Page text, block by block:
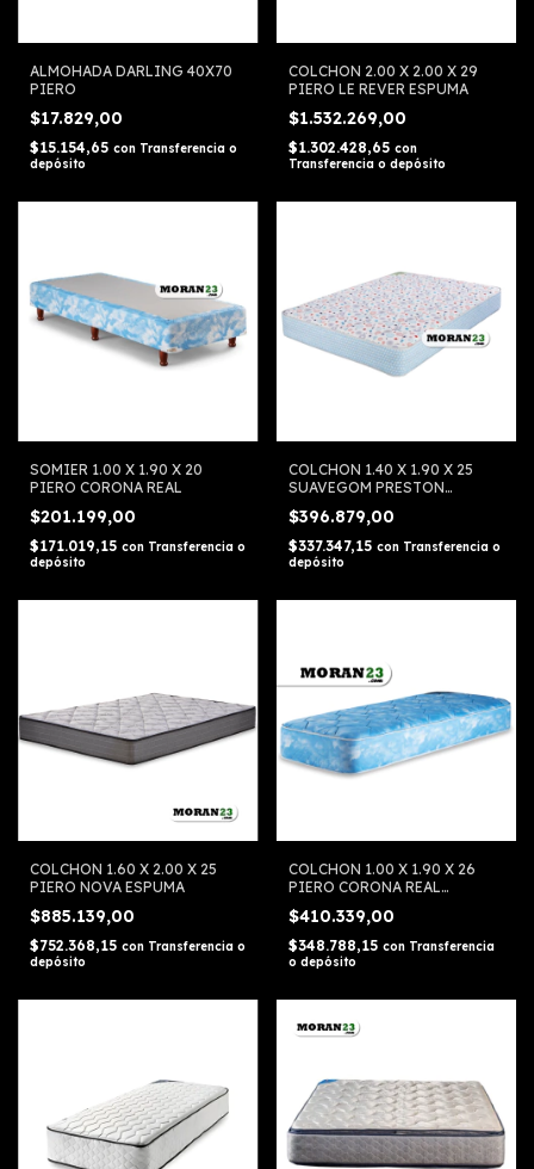
ALMOHADA DARLING 40X70
PIERO
$17.829,00
$15.154,65 con Transferencia o
depósito
COLCHON 2.00 X 2.00 X 29
PIERO LE REVER ESPUMA
$1.532.269,00
$1.302.428,65 con
Transferencia o depósito
SOMIER 1.00 X 1.90 X 20
PIERO CORONA REAL
$201.199,00
$171.019,15 con Transferencia o
depósito
COLCHON 1.40 X 1.90 X 25
SUAVEGOM PRESTON
RESORTE
$396.879,00
$337.347,15 con Transferencia o
depósito
COLCHON 1.60 X 2.00 X 25
PIERO NOVA ESPUMA
$885.139,00
$752.368,15 con Transferencia o
depósito
COLCHON 1.00 X 1.90 X 26
PIERO CORONA REAL
$410.339,00
$348.788,15 con Transferencia
o depósito